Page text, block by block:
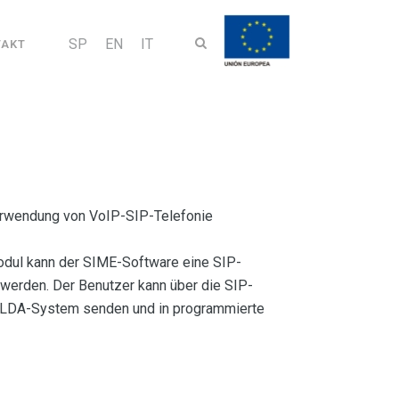
SP EN IT
von VoIP-SIP-Telefonie
kann der SIME-Software eine SIP-
Der Benutzer kann über die SIP-
System senden und in programmierte